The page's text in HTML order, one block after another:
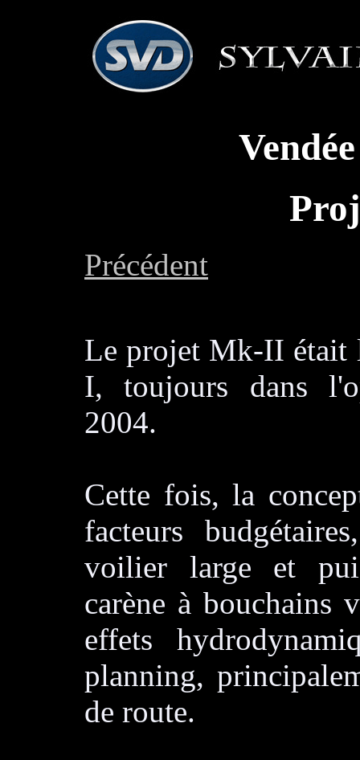
Précédent
Le projet Mk-II était
I, toujours dans
2004.
Cette fois, la
facteurs
voilier large et
carène à bouchains
effets
planning,
de route.